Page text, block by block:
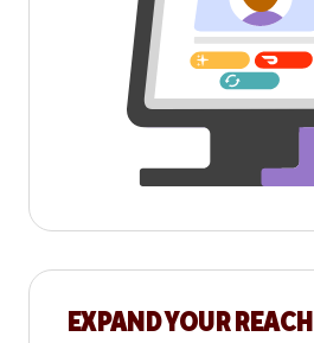
EXPAND YOUR REACH